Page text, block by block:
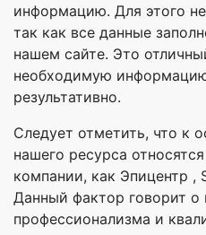
информацию. Для этого не
так как все данные
нашем сайте. Это
необходимую
результативно.
Следует отметить, что к
нашего ресурса
компании, как Эпицентр ,
Данный фактор говорит
профессионализма и